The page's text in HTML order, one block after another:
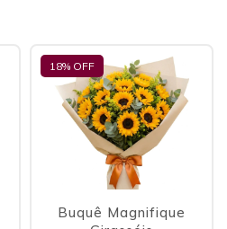
18% OFF
Buquê Magnifique